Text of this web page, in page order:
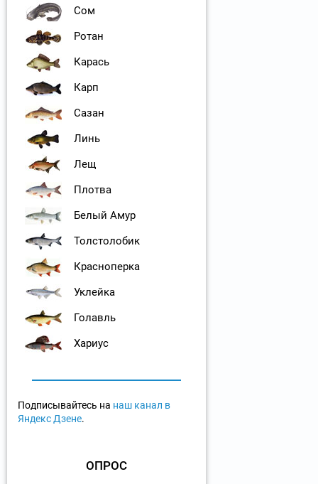
Сом
Ротан
Карась
Карп
Сазан
Линь
Лещ
Плотва
Белый Амур
Толстолобик
Красноперка
Уклейка
Голавль
Хариус
Подписывайтесь на наш канал в
Яндекс Дзене.
ОПРОС